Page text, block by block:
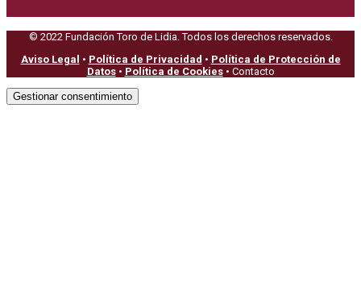
© 2022 Fundación Toro de Lidia. Todos los derechos reservados.
Aviso Legal • Política de Privacidad • Política de Protección de
Datos• Política de Cookies• Contacto
Gestionar consentimiento